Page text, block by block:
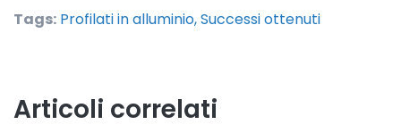
Tags: Profilati in alluminio,Successi ottenuti
Articoli correlati